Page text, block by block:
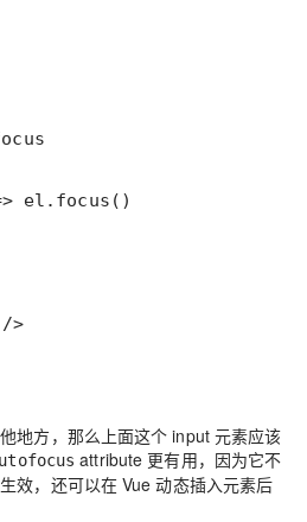
  <input v-focus />
地方，那么上面这个 input 元素应该
attribute 更有用，因为它不
效，还可以在 Vue 动态插入元素后